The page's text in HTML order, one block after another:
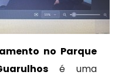
no Parque
é uma